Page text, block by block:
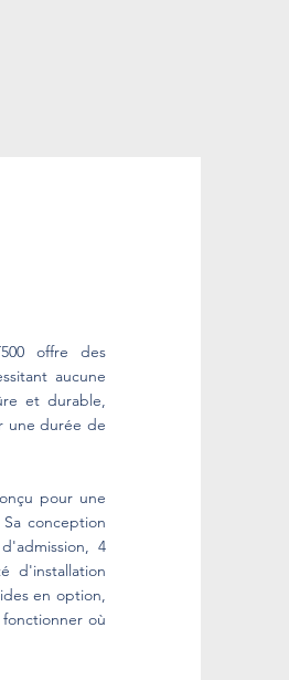
offre des
aucune
et durable,
une durée de
pour une
conception
4
d'installation
en option,
où